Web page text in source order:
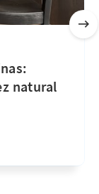
natural